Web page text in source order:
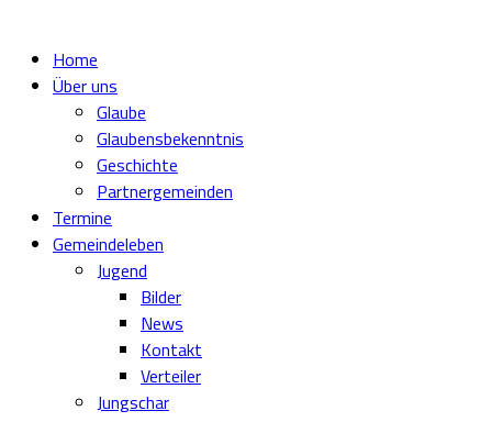
Home
Über uns
Glaube
Glaubensbekenntnis
Geschichte
Partnergemeinden
Termine
Gemeindeleben
Jugend
Bilder
News
Kontakt
Verteiler
Jungschar